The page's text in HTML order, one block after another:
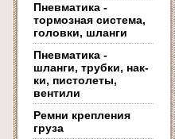
Пневматика -
тормозная система,
головки, шланги
Пневматика -
шланги, трубки, нак-
ки, пистолеты,
вентили
Ремни крепления
груза